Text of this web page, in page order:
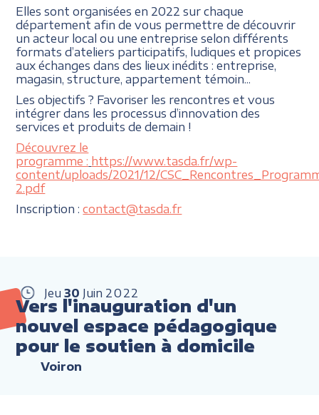
Elles sont organisées en 2022 sur chaque
département afin de vous permettre de découvrir
un acteur local ou une entreprise selon différents
formats d’ateliers participatifs, ludiques et propices
aux échanges dans des lieux inédits : entreprise,
magasin, structure, appartement témoin...
Les objectifs ? Favoriser les rencontres et vous
intégrer dans les processus d’innovation des
services et produits de demain !
Découvrez le
programme : https://www.tasda.fr/wp-
content/uploads/2021/12/
2.pdf
Inscription :contact@tasda.fr
Jeu 30 Juin 2022
Vers l'inauguration d'un
nouvel espace pédagogique
pour le soutien à domicile
Voiron